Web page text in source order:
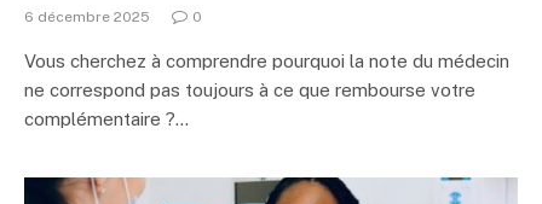
6 décembre 2025 0
Vous cherchez à comprendre pourquoi la note du médecin
ne correspond pas toujours à ce que rembourse votre
complémentaire ?…